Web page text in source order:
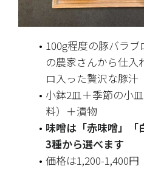
100g程度の豚バラ
の農家さんから仕入
ロ入った贅沢な豚汁
小鉢2皿＋季節の小
料）＋漬物
味噌は「赤味噌」「
3種から選べます
価格は1,200-1,400円